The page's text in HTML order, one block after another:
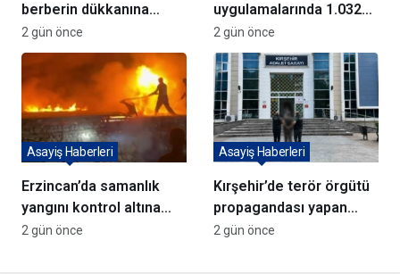
berberin dükkanına
kurşun yağdırıp kaçtılar
2 gün önce
uygulamalarında 1.032
kişi yakalandı
2 gün önce
Erzincan’da samanlık
yangını kontrol altına
alındı
Asayiş Haberleri
2 gün önce
Kırşehir’de terör örgütü
propagandası yapan
şüpheli yakalandı
Asayiş Haberleri
2 gün önce